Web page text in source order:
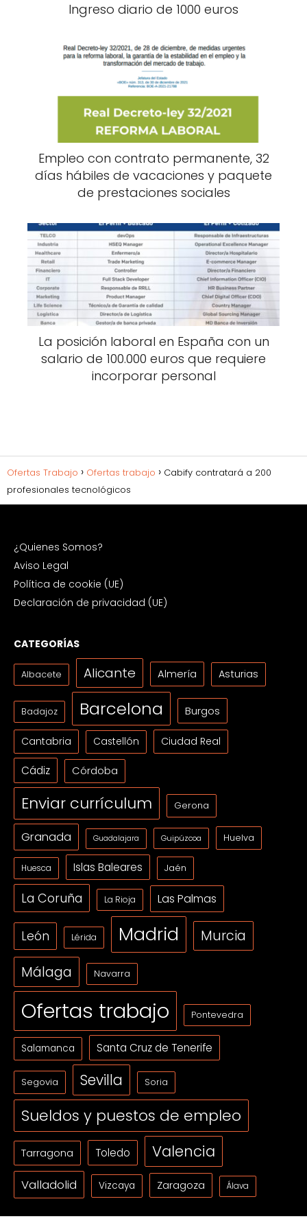
Ingreso diario de 1000 euros
Empleo con contrato permanente, 32
días hábiles de vacaciones y paquete
de prestaciones sociales
La posición laboral en España con un
salario de 100.000 euros que requiere
incorporar personal
Ofertas Trabajo Ofertas trabajo
Cabify contratará a 200
profesionales tecnológicos
¿Quienes Somos?
Aviso Legal
Política de cookie (UE)
Declaración de privacidad (UE)
CATEGORÍAS
Albacete Alicante Almería Asturias
Badajoz Barcelona Burgos
Cantabria Castellón Ciudad Real
Cádiz Córdoba
Enviar currículum Gerona
Granada Guadalajara Guipúzcoa Huelva
Huesca Islas Baleares Jaén
La Coruña La Rioja Las Palmas
León Lérida Madrid Murcia
Málaga Navarra
Ofertas trabajo Pontevedra
Salamanca Santa Cruz de Tenerife
Segovia Sevilla Soria
Sueldos y puestos de empleo
Tarragona Toledo Valencia
Valladolid Vizcaya Zaragoza Álava